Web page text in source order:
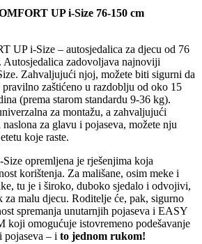
UP i-Size 76-150 cm
UP i-Size – autosjedalica za djecu od 76
Autosjedalica zadovoljava najnoviji
Zahvaljujući njoj, možete biti sigurni da
pravilno zaštićeno u razdoblju od oko 15
(prema starom standardu 9-36 kg).
za montažu, a zahvaljujući
za glavu i pojaseva, možete nju
koje raste.
opremljena je rješenjima koja
korištenja. Za mališane, osim meke i
tu je i široko, duboko sjedalo i odvojivi,
za malu djecu. Roditelje će, pak, sigurno
spremanja unutarnjih pojaseva i EASY
omogućuje istovremeno podešavanje
pojaseva – i to jednom rukom!